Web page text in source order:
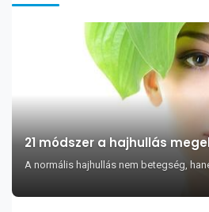
21 módszer a hajhullás
A normális hajhullás nem betegség,